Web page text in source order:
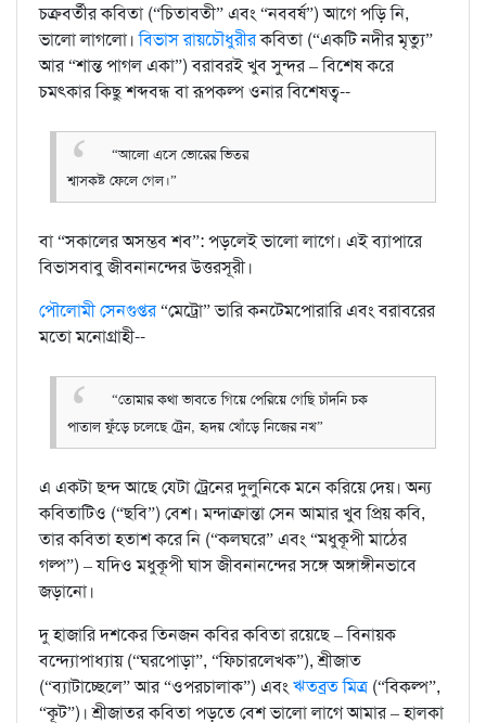
চক্রবর্তীর কবিতা (“চিতাবতী” এবং “নববর্ষ”) আগে পড়ি নি,
ভালো লাগলো।বিভাস রায়চৌধুরীরকবিতা (“একটি নদীর মৃত্যু”
আর “শান্ত পাগল একা”) বরাবরই খুব সুন্দর – বিশেষ করে
চমৎকার কিছু শব্দবন্ধ বা রূপকল্প ওনার বিশেষত্ব--
“আলো এসে ভোরের ভিতর
শ্বাসকষ্ট ফেলে গেল।”
বা “সকালের অসম্ভব শব”: পড়লেই ভালো লাগে। এই ব্যাপারে
বিভাসবাবু জীবনানন্দের উত্তরসূরী।
পৌলোমী সেনগুপ্তর“মেট্রো” ভারি কনটেমপোরারি এবং বরাবরের
মতো মনোগ্রাহী--
“তোমার কথা ভাবতে গিয়ে পেরিয়ে গেছি চাঁদনি চক
পাতাল ফুঁড়ে চলেছে ট্রেন, হৃদয় খোঁড়ে নিজের নখ”
এ একটা ছন্দ আছে যেটা ট্রেনের দুলুনিকে মনে করিয়ে দেয়। অন্য
কবিতাটিও (“ছবি”) বেশ। মন্দাক্রান্তা সেন আমার খুব প্রিয় কবি,
তার কবিতা হতাশ করে নি (“কলঘরে” এবং “মধুকূপী মাঠের
গল্প”) – যদিও মধুকূপী ঘাস জীবনানন্দের সঙ্গে অঙ্গাঙ্গীনভাবে
জড়ানো।
দু হাজারি দশকের তিনজন কবির কবিতা রয়েছে – বিনায়ক
বন্দ্যোপাধ্যায় (“ঘরপোড়া”, “ফিচারলেখক”), শ্রীজাত
(“ব্যাটাচ্ছেলে” আর “ওপরচালাক”) এবংঋতব্রত মিত্র (“বিকল্প”,
“কূট”)। শ্রীজাতর কবিতা পড়তে বেশ ভালো লাগে আমার – হালকা